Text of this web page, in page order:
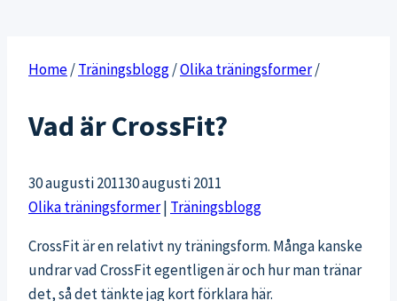
Home/Träningsblogg/Olika träningsformer/
Vad är CrossFit?
30 augusti 201130 augusti 2011
Olika träningsformer| Träningsblogg
CrossFit är en relativt ny träningsform. Många kanske
undrar vad CrossFit egentligen är och hur man tränar
det, så det tänkte jag kort förklara här.